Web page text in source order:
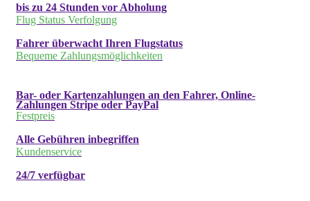
bis zu 24 Stunden vor Abholung
Flug Status Verfolgung
Fahrer überwacht Ihren Flugstatus
Bequeme Zahlungsmöglichkeiten
Bar- oder Kartenzahlungen an den Fahrer, Online-
Zahlungen Stripe oder PayPal
Festpreis
Alle Gebühren inbegriffen
Kundenservice
24/7 verfügbar